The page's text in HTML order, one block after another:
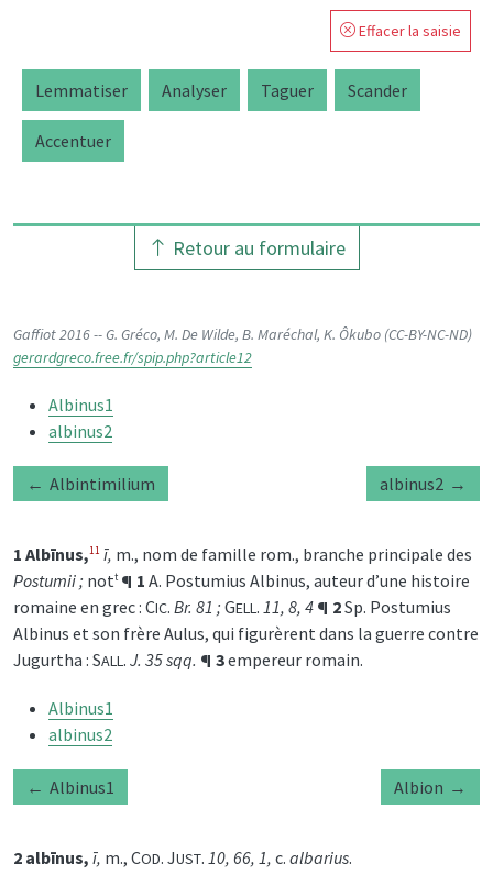
Effacer la saisie
Lemmatiser Analyser Taguer Scander
Accentuer
Retour au formulaire
Gaffiot 2016 -- G. Gréco, M. De Wilde, B. Maréchal, K. Ôkubo (CC-BY-NC-ND)
gerardgreco.free.fr/spip.php?article12
Albinus1
albinus2
Albintimilium albinus2
1 Albīnus,11 ī, m., nom de famille rom., branche principale des
Postumii ; nott ¶ 1 A. Postumius Albinus, auteur d’une histoire
romaine en grec : CIC. Br. 81 ; GELL. 11, 8, 4 ¶ 2Sp. Postumius
Albinus et son frère Aulus, qui figurèrent dans la guerre contre
Jugurtha : SALL. J. 35 sqq. ¶ 3empereur romain.
Albinus1
albinus2
Albinus1 Albion
2 albīnus, ī, m., COD. JUST. 10, 66, 1, c. albarius.